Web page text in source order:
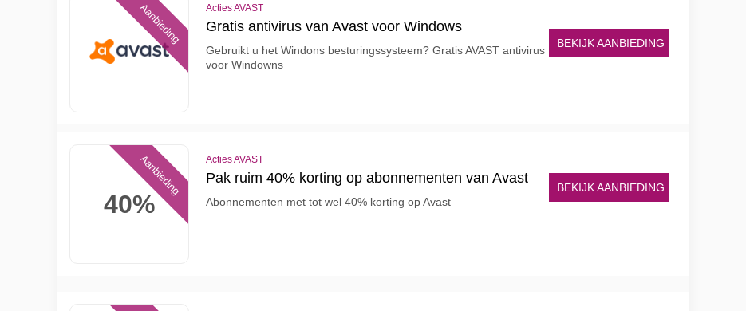
Aanbieding Acties AVAST
Gratis antivirus van Avast voor Windows
Gebruikt u het Windons besturingssysteem? Gratis AVAST antivirus
voor Windowns
BEKIJK AANBIEDING
40%
Aanbieding Acties AVAST
Pak ruim 40% korting op abonnementen van Avast
Abonnementen met tot wel 40% korting op Avast
BEKIJK AANBIEDING